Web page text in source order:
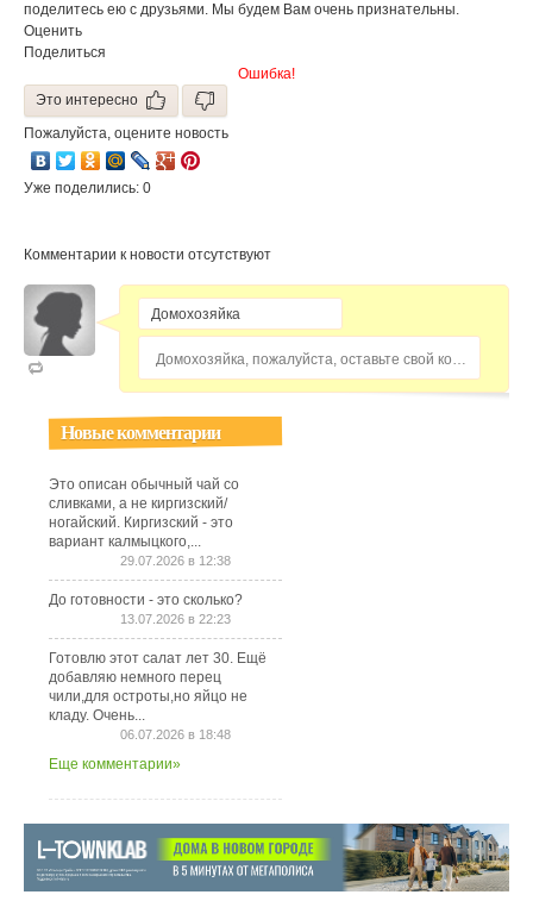
поделитесь ею с друзьями. Мы будем Вам очень признательны.
Оценить
Поделиться
Ошибка!
Это интересно
Пожалуйста, оцените новость
Уже поделились: 0
Комментарии к новости отсутствуют
Домохозяйка, пожалуйста, оставьте свой комментарий...
Новые комментарии
Это описан обычный чай со
сливками, а не киргизский/
ногайский. Киргизский - это
вариант калмыцкого,...
29.07.2026 в 12:38
До готовности - это сколько?
13.07.2026 в 22:23
Готовлю этот салат лет 30. Ещё
добавляю немного перец
чили,для остроты,но яйцо не
кладу. Очень...
06.07.2026 в 18:48
Еще комментарии»